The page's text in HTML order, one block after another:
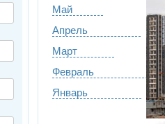
Май
Апрель
Март
Февраль
Январь